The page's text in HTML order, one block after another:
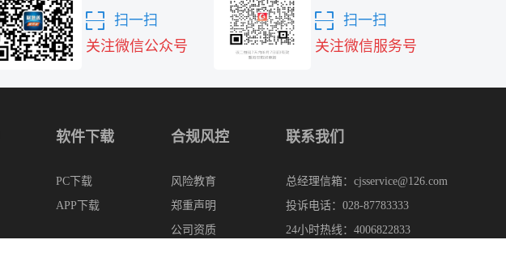
扫一扫
关注微信公众号
扫一扫
关注微信服务号
软件下载
PC下载
APP下载
合规风控
风险教育
郑重声明
公司资质
联系我们
总经理信箱：cjsservice@126.com
投诉电话：028-87783333
24小时热线：4006822833